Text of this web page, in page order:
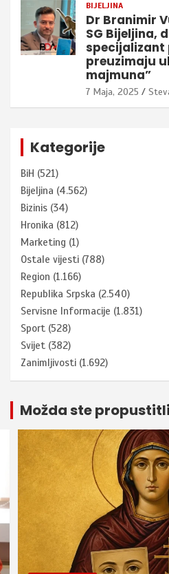
BIJELJINA
Dr Branimir
SG Bijeljina,
specijalizant
preuzimaju
majmuna”
7 Maja, 2025
Kategorije
BiH (521)
Bijeljina (4.562)
Bizinis (34)
Hronika (812)
Marketing (1)
Ostale vijesti (788)
Region (1.166)
Republika Srpska (2.540)
Servisne Informacije (1.831)
Sport (528)
Svijet (382)
Zanimljivosti (1.692)
Možda ste propustitli